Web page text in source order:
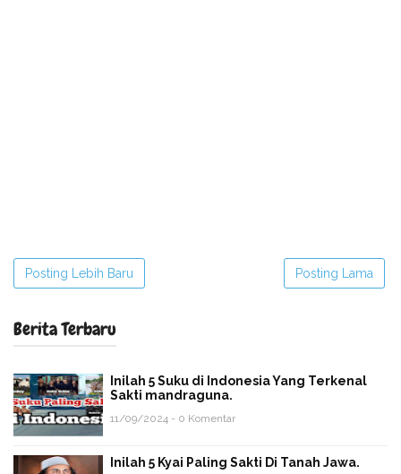
Posting Lebih Baru Posting Lama
Berita Terbaru
Inilah 5 Suku di Indonesia Yang Terkenal
Sakti mandraguna.
11/09/2024 - 0 Komentar
Inilah 5 Kyai Paling Sakti Di Tanah Jawa.